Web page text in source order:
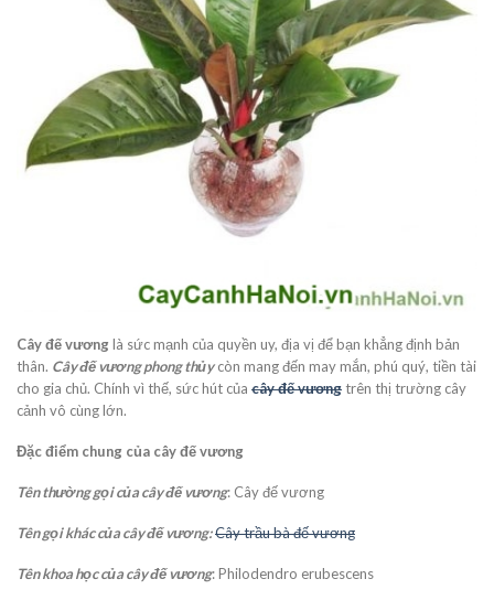
Cây đế vương là sức mạnh của quyền uy, địa vị để bạn khẳng định bản
thân. Cây đế vương phong thủycòn mang đến may mắn, phú quý, tiền tài
cho gia chủ. Chính vì thế, sức hút của cây đế vươngtrên thị trường cây
cảnh vô cùng lớn.
Đặc điểm chung của cây đế vương
Tên thường gọi của cây đế vương: Cây đế vương
Tên gọi khác của cây đế vương:Cây trầu bà đế vương
Tên khoa học của cây đế vương: Philodendro erubescens